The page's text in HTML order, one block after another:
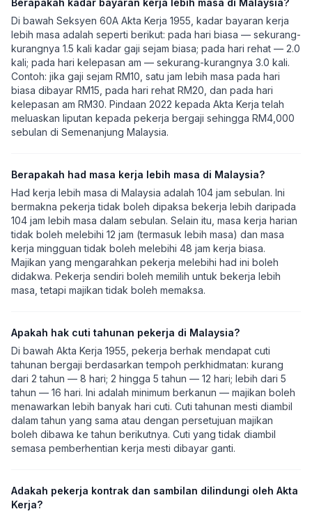
Berapakah kadar bayaran kerja lebih masa di Malaysia?
Di bawah Seksyen 60A Akta Kerja 1955, kadar bayaran kerja
lebih masa adalah seperti berikut: pada hari biasa — sekurang-
kurangnya 1.5 kali kadar gaji sejam biasa; pada hari rehat — 2.0
kali; pada hari kelepasan am — sekurang-kurangnya 3.0 kali.
Contoh: jika gaji sejam RM10, satu jam lebih masa pada hari
biasa dibayar RM15, pada hari rehat RM20, dan pada hari
kelepasan am RM30. Pindaan 2022 kepada Akta Kerja telah
meluaskan liputan kepada pekerja bergaji sehingga RM4,000
sebulan di Semenanjung Malaysia.
Berapakah had masa kerja lebih masa di Malaysia?
Had kerja lebih masa di Malaysia adalah 104 jam sebulan. Ini
bermakna pekerja tidak boleh dipaksa bekerja lebih daripada
104 jam lebih masa dalam sebulan. Selain itu, masa kerja harian
tidak boleh melebihi 12 jam (termasuk lebih masa) dan masa
kerja mingguan tidak boleh melebihi 48 jam kerja biasa.
Majikan yang mengarahkan pekerja melebihi had ini boleh
didakwa. Pekerja sendiri boleh memilih untuk bekerja lebih
masa, tetapi majikan tidak boleh memaksa.
Apakah hak cuti tahunan pekerja di Malaysia?
Di bawah Akta Kerja 1955, pekerja berhak mendapat cuti
tahunan bergaji berdasarkan tempoh perkhidmatan: kurang
dari 2 tahun — 8 hari; 2 hingga 5 tahun — 12 hari; lebih dari 5
tahun — 16 hari. Ini adalah minimum berkanun — majikan boleh
menawarkan lebih banyak hari cuti. Cuti tahunan mesti diambil
dalam tahun yang sama atau dengan persetujuan majikan
boleh dibawa ke tahun berikutnya. Cuti yang tidak diambil
semasa pemberhentian kerja mesti dibayar ganti.
Adakah pekerja kontrak dan sambilan dilindungi oleh Akta
Kerja?